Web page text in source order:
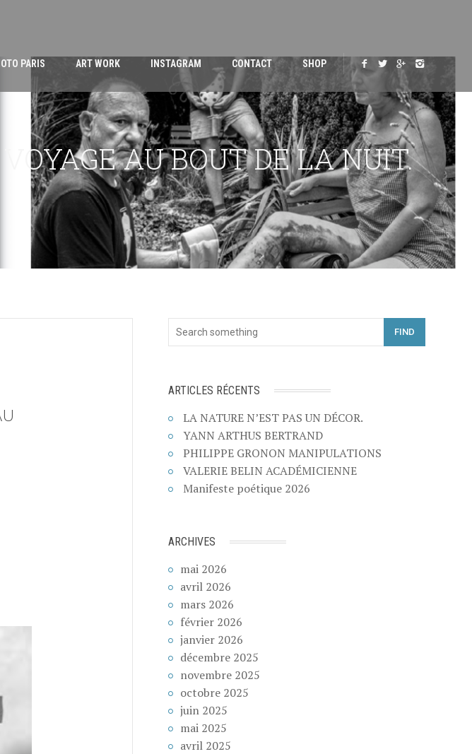
PARIS ART WORK INSTAGRAM CONTACT SHOP
AU BOUT DE LA NUIT.
FIND
ARTICLES RÉCENTS
LA NATURE N’EST PAS UN DÉCOR.
YANN ARTHUS BERTRAND
PHILIPPE GRONON MANIPULATIONS
VALERIE BELIN ACADÉMICIENNE
Manifeste poétique 2026
ARCHIVES
mai 2026
avril 2026
mars 2026
février 2026
janvier 2026
décembre 2025
novembre 2025
octobre 2025
juin 2025
mai 2025
avril 2025